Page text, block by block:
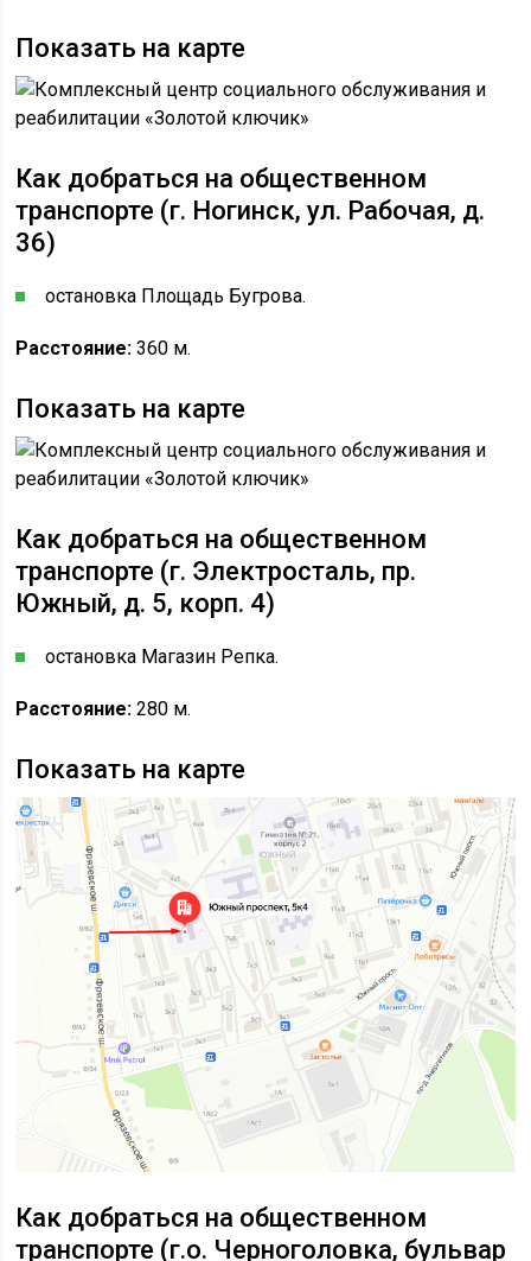
Показать на карте
Как добраться на общественном
транспорте (г. Ногинск, ул. Рабочая, д.
36)
остановка Площадь Бугрова.
Расстояние:360 м.
Показать на карте
Как добраться на общественном
транспорте (г. Электросталь, пр.
Южный, д. 5, корп. 4)
остановка Магазин Репка.
Расстояние:280 м.
Показать на карте
Как добраться на общественном
транспорте (г.о. Черноголовка, бульвар